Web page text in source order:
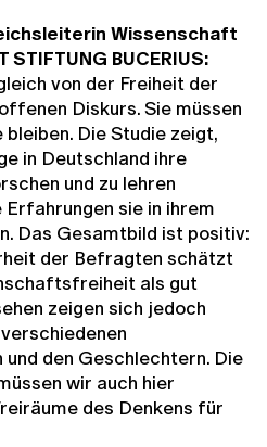
Wissenschaft
BUCERIUS:
von der Freiheit der
Diskurs. Sie müssen
Die Studie zeigt,
in Deutschland ihre
und zu lehren
sie in ihrem
Das Gesamtbild ist positiv:
der Befragten schätzt
als gut
zeigen sich jedoch
den Geschlechtern. Die
wir auch hier
des Denkens für